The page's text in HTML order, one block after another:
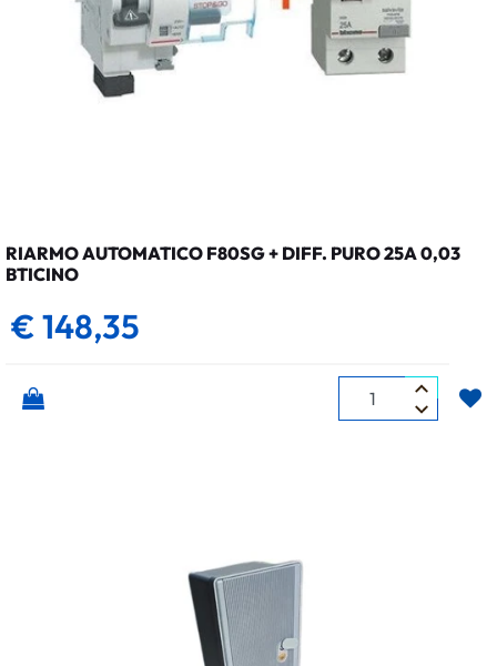
RIARMO AUTOMATICO F80SG + DIFF. PURO 25A 0,03
BTICINO
€ 148,35
Quantità